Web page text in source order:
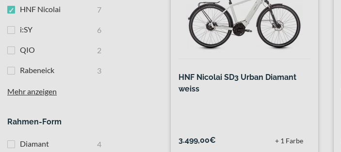
HNF Nicolai 7
i:SY 6
QIO 2
Rabeneick 3
Mehr anzeigen
Rahmen-Form
Diamant 4
HNF Nicolai SD3 Urban Diamant
weiss
3.499,00€ + 1 Farbe